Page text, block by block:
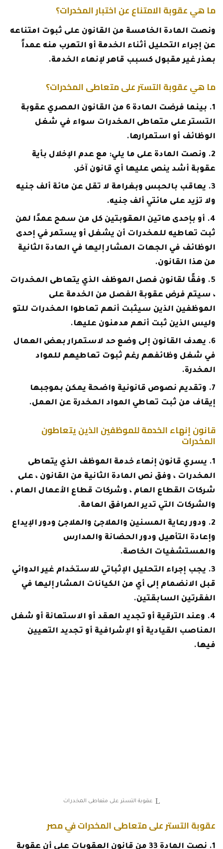
ما هي عقوبة الامتناع عن اختبار المخدرات؟
ونصت المادة الخامسة من القانون على ثبوت امتناعه
عن إجراء التحليل أثناء الخدمة أو التهرب منه عمداً
بعذر غير مقبول كسبب قاهر لإنهاء الخدمة.
ما هي عقوبة التستر على متعاطى المخدرات؟
بينما فرضت المادة 6 من القانون المصري عقوبة
التستر على متعاطى المخدرات سواء في شغل
الوظائف أو استمرارها.
ونصت المادة على ما يلي: مع عدم الإخلال بأية
عقوبة أشد ينص عليها أي قانون آخر.
يعاقب بالحبس وبغرامة لا تقل عن مائة ألف جنيه
ولا تزيد على مائتي ألف جنيه.
أو بإحدى هاتين العقوبتين كل من سمح عمدًا لمن
ثبت تعاطيه للمخدرات أن يشغل أو يستمر في إحدى
الوظائف في الجهات المشار إليها في المادة الثانية
من هذا القانون.
وفقًا لقانون فصل الموظف الذي يتعاطى المخدرات
، سيتم فرض عقوبة الفصل من الخدمة على
الموظفين الذين سيثبت أنهم تعاطوا المخدرات للتو
وليس الذين ثبت أنهم مدمنون عليها.
يهدف القانون إلى وضع حد لاستمرار بعض العمال
في شغل وظائفهم رغم ثبوت تعاطيهم للمواد
المخدرة.
وتقديم نصوص قانونية واضحة يمكن بموجبها
إيقاف من ثبت تعاطي المواد المخدرة عن العمل.
قانون إنهاء الخدمة للموظفين الذين يتعاطون
المخدرات
يسري قانون إنهاء خدمة الموظف الذي يتعاطى
المخدرات ، وفق نص المادة الثانية من القانون ، على
شركات القطاع العام ، وشركات قطاع الأعمال العام ،
والشركات التي تدير المرافق العامة.
ودور رعاية المسنين والملاجئ والملاجئ ودور الإيداع
وإعادة التأهيل ودور الحضانة والمدارس
والمستشفيات الخاصة.
يجب إجراء التحليل الإثباتي للاستخدام غير الدوائي
قبل الانضمام إلى أي من الكيانات المشار إليها في
الفقرتين السابقتين.
وعند الترقية أو تجديد العقد أو الاستعانة أو شغل
المناصب القيادية أو الإشرافية أو تجديد التعيين
فيها.
عقوبة التستر على متعاطى المخدرات
عقوبة التستر على متعاطى المخدرات في مصر
نصت المادة 33 من قانون العقوبات على أن عقوبة